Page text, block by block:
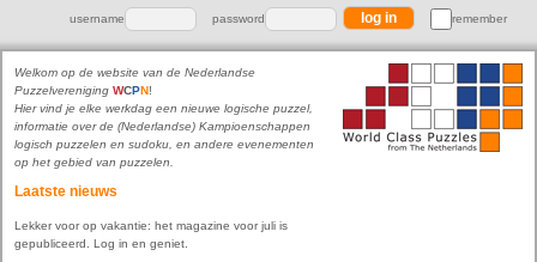
username password remember
Welkom op de website van de Nederlandse
Puzzelvereniging WCPN!
Hier vind je elke werkdag een nieuwe logische puzzel,
informatie over de (Nederlandse) Kampioenschappen
logisch puzzelen en sudoku, en andere evenementen
op het gebied van puzzelen.
Laatste nieuws
Lekker voor op vakantie: het magazine voor juli is
gepubliceerd. Log in en geniet.